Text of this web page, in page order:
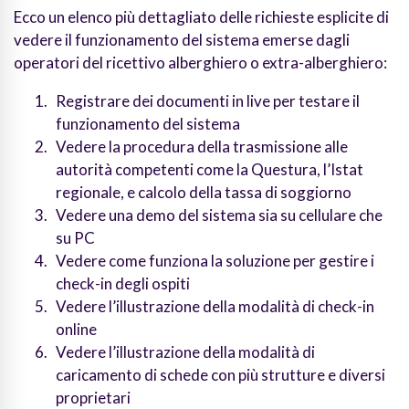
Ecco un elenco più dettagliato delle richieste esplicite di
vedere il funzionamento del sistema emerse dagli
operatori del ricettivo alberghiero o extra-alberghiero:
Registrare dei documenti in live per testare il
funzionamento del sistema
Vedere la procedura della trasmissione alle
autorità competenti come la Questura, l’Istat
regionale, e calcolo della tassa di soggiorno
Vedere una demo del sistema sia su cellulare che
su PC
Vedere come funziona la soluzione per gestire i
check-in degli ospiti
Vedere l’illustrazione della modalità di check-in
online
Vedere l’illustrazione della modalità di
caricamento di schede con più strutture e diversi
proprietari